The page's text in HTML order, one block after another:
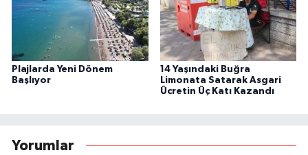
Plajlarda Yeni Dönem
Başlıyor
14 Yaşındaki Buğra
Limonata Satarak Asgari
Ücretin Üç Katı Kazandı
Yorumlar